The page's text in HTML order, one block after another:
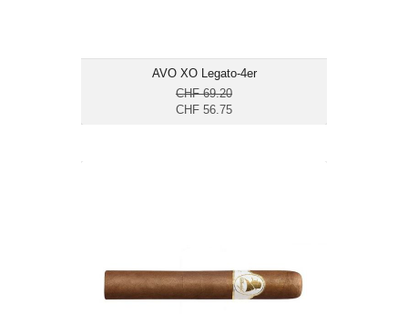
AVO XO Legato-4er
CHF 69.20
CHF 56.75
Länge: 15.2
mild bis mittelkräftig